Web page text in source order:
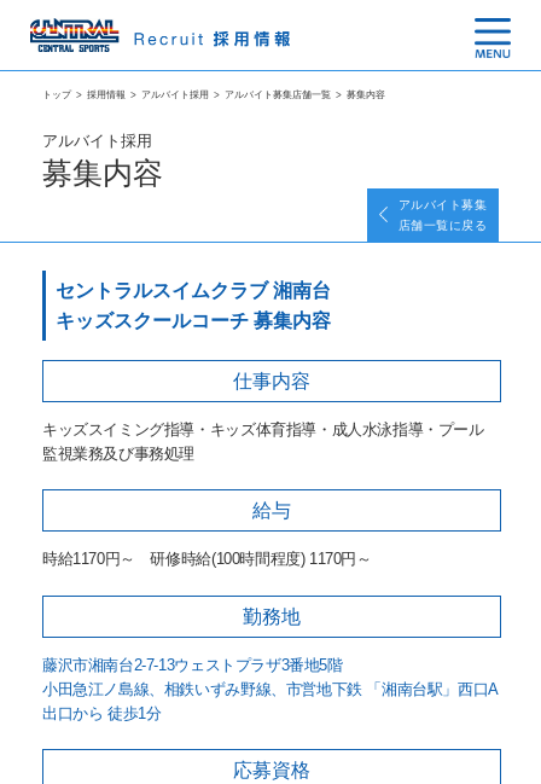
トップ > 採用情報 > アルバイト採用 > アルバイト募集店舗一覧 > 募集内容
アルバイト採用
募集内容
アルバイト募集
店舗一覧に戻る
セントラルスイムクラブ 湘南台
キッズスクールコーチ 募集内容
仕事内容
キッズスイミング指導・キッズ体育指導・成人水泳指導・プール
監視業務及び事務処理
給与
時給1170円～ 研修時給(100時間程度) 1170円～
勤務地
藤沢市湘南台2-7-13ウェストプラザ3番地5階
小田急江ノ島線、相鉄いずみ野線、市営地下鉄 「湘南台駅」西口A
出口から 徒歩1分
応募資格